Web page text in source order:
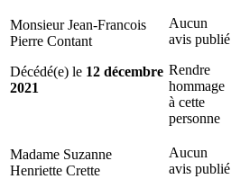
Monsieur Jean-Francois
Pierre Contant
Décédé(e) le 12 décembre
2021
Aucun
avis publié
Rendre
hommage
à cette
personne
Madame Suzanne
Henriette Crette
Aucun
avis publié